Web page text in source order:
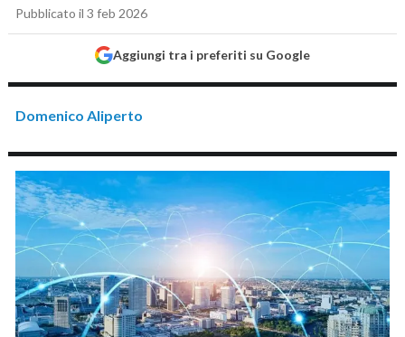
Pubblicato il 3 feb 2026
Aggiungi tra i preferiti su Google
Domenico Aliperto